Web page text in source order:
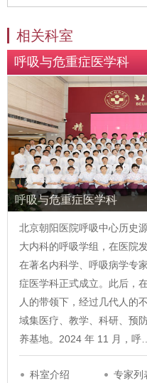
相关科室
呼吸与危重症医学科
呼吸与危重症医学科
北京朝阳医院呼吸中心历史
大内科的呼吸学组，在医院
在著名内科学、呼吸病学专
症医学科正式成立。此后，
人的带领下，经过几代人的
域集医疗、教学、科研、预
养基地。2024 年 11 月，呼…
科室介绍 专家列